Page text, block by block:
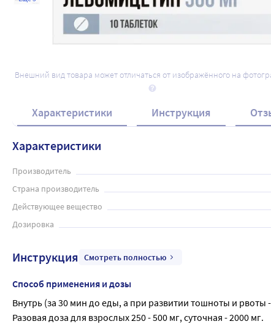
Внешний вид товара может отличаться от изображённого на
Характеристики Инструкция
Характеристики
Производитель
Страна производитель
Действующее вещество
Дозировка
Инструкция Смотреть полностью
Способ применения и дозы
Внутрь (за 30 мин до еды, а при развитии тошноты и рвоты -
Разовая доза для взрослых 250 - 500 мг, суточная - 2000 мг.